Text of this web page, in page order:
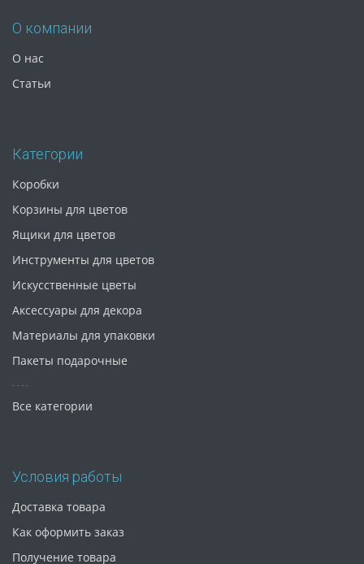
О компании
О нас
Статьи
Категории
Коробки
Корзины для цветов
Ящики для цветов
Инструменты для цветов
Искусственные цветы
Аксессуары для декора
Материалы для упаковки
Пакеты подарочные
Все категории
Условия работы
Доставка товара
Как оформить заказ
Получение товара